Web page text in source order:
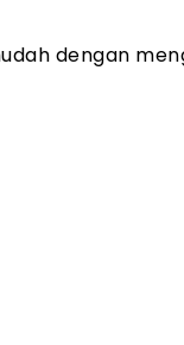
dengan